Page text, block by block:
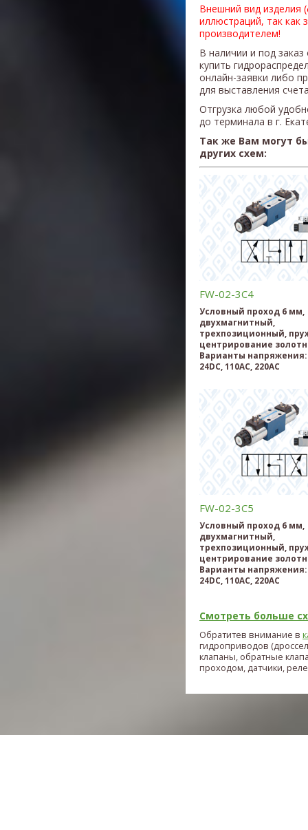
Внешний вид изделия
иллюстраций, так как
производителем!
В наличии и под
купить
онлайн-заявки либо
для выставления
Отгрузка любой
до терминала в г.
Так же Вам могут
других схем:
FW-02-3C4
Условный проход 6 мм,
двухмагнитный,
трехпозиционный,
центрирование
Варианты напряжения:
24DC, 110AC, 220AC
FW-02-3C5
Условный проход 6 мм,
двухмагнитный,
трехпозиционный,
центрирование
Варианты напряжения:
24DC, 110AC, 220AC
Смотреть больше
Обратитев внимание в
гидроприводов
клапаны, обратные
проходом, датчики, реле